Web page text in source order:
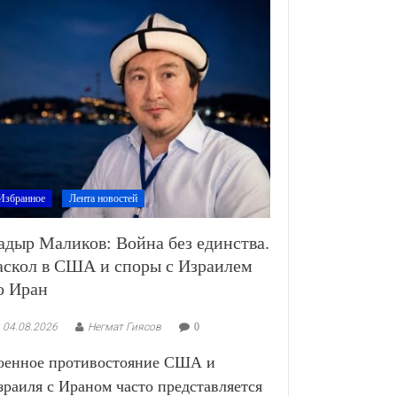
Лента новостей
Маликов: Война без единства.
в США и споры с Израилем
Иран
04.08.2026 Негмат Гиясов 0
противостояние США и
с Ираном часто представляется